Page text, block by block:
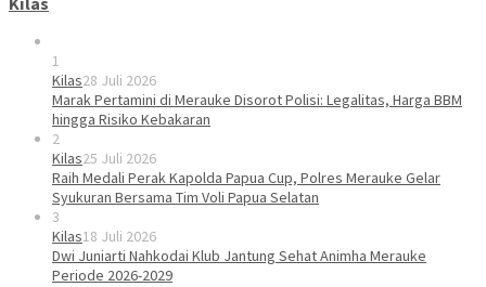
1
Kilas28 Juli 2026
Marak Pertamini di Merauke Disorot Polisi: Legalitas, Harga BBM
hingga Risiko Kebakaran
2
Kilas25 Juli 2026
Raih Medali Perak Kapolda Papua Cup, Polres Merauke Gelar
Syukuran Bersama Tim Voli Papua Selatan
3
Kilas18 Juli 2026
Dwi Juniarti Nahkodai Klub Jantung Sehat Animha Merauke
Periode 2026-2029